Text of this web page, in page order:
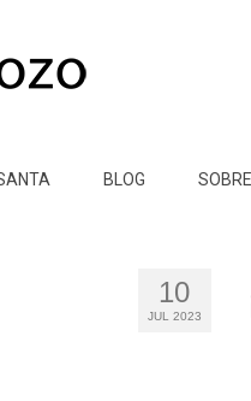
BLOG
10
JUL 2023